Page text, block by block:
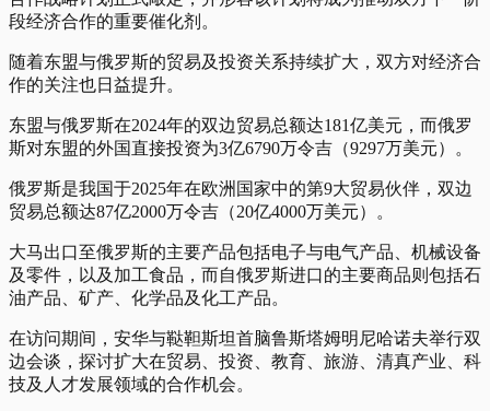
段经济合作的重要催化剂。
随着东盟与俄罗斯的贸易及投资关系持续扩大，双方对经济合
作的关注也日益提升。
东盟与俄罗斯在2024年的双边贸易总额达181亿美元，而俄罗
斯对东盟的外国直接投资为3亿6790万令吉（9297万美元）。
俄罗斯是我国于2025年在欧洲国家中的第9大贸易伙伴，双边
贸易总额达87亿2000万令吉（20亿4000万美元）。
大马出口至俄罗斯的主要产品包括电子与电气产品、机械设备
及零件，以及加工食品，而自俄罗斯进口的主要商品则包括石
油产品、矿产、化学品及化工产品。
在访问期间，安华与鞑靼斯坦首脑鲁斯塔姆明尼哈诺夫举行双
边会谈，探讨扩大在贸易、投资、教育、旅游、清真产业、科
技及人才发展领域的合作机会。